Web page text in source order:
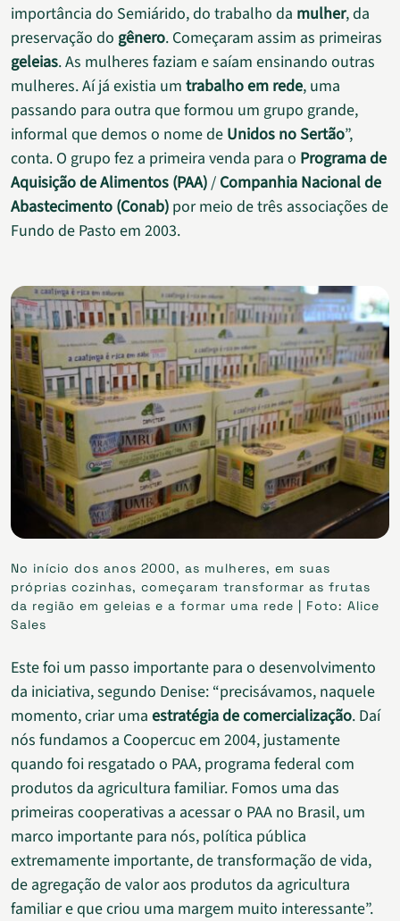
importância do Semiárido, do trabalho da mulher, da
preservação do gênero. Começaram assim as primeiras
geleias. As mulheres faziam e saíam ensinando outras
mulheres. Aí já existia um trabalho em rede, uma
passando para outra que formou um grupo grande,
informal que demos o nome de Unidos no Sertão”,
conta. O grupo fez a primeira venda para o Programa de
Aquisição de Alimentos (PAA)/ Companhia Nacional de
Abastecimento (Conab) por meio de três associações de
Fundo de Pasto em 2003.
No início dos anos 2000, as mulheres, em suas
próprias cozinhas, começaram transformar as frutas
da região em geleias e a formar uma rede | Foto: Alice
Sales
Este foi um passo importante para o desenvolvimento
da iniciativa, segundo Denise: “precisávamos, naquele
momento, criar uma estratégia de comercialização. Daí
nós fundamos a Coopercuc em 2004, justamente
quando foi resgatado o PAA, programa federal com
produtos da agricultura familiar. Fomos uma das
primeiras cooperativas a acessar o PAA no Brasil, um
marco importante para nós, política pública
extremamente importante, de transformação de vida,
de agregação de valor aos produtos da agricultura
familiar e que criou uma margem muito interessante”.